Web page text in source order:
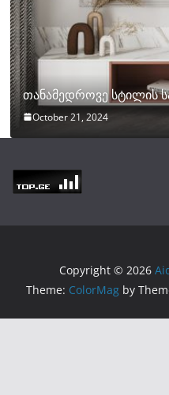
თანამედროვე სტილის
October 21, 2024
Copyright © 2026
Theme: ColorMag by